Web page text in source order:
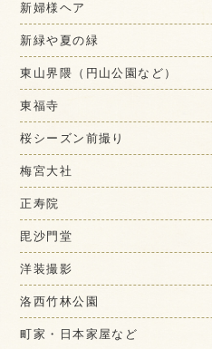
新婦様ヘア
新緑や夏の緑
東山界隈（円山公園など）
東福寺
桜シーズン前撮り
梅宮大社
正寿院
毘沙門堂
洋装撮影
洛西竹林公園
町家・日本家屋など